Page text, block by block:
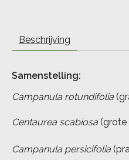
Beschrijving
Samenstelling:
Campanula rotundifolia
Centaurea scabiosa (grote
Campanula persicifolia